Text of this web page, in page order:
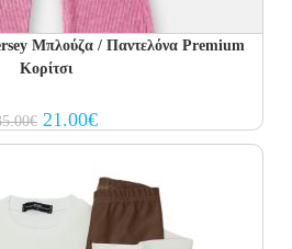
Μπλούζα / Παντελόνα Premium
Κορίτσι
€ Original
price
was:
21.00€Current
price
is: